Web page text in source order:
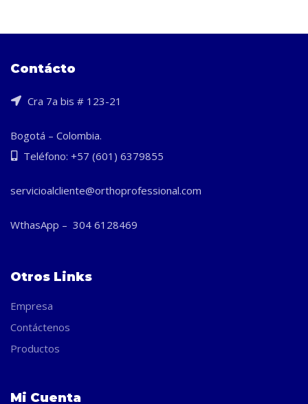
desde
Contácto
Cra 7a bis # 123-21
Bogotá – Colombia.
Teléfono: +57 (601) 6379855
servicioalcliente@orthoprofessional.com
WthasApp – 304 6128469
Otros Links
Empresa
Contáctenos
Productos
Mi Cuenta